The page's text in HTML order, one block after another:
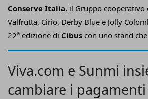
Conserve Italia, il Gruppo cooperativo
Valfrutta, Cirio, Derby Blue e Jolly
22a edizione di Cibus con uno stand
l’impegno dell’azienda, attraverso un
digitale ed ecologicanell’ottica di
sostenibilità integrale delle sue attività.
Viva.com e Sunmi
cambiare i